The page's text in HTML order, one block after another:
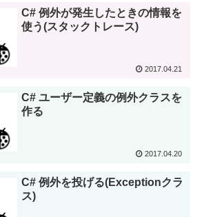
C# 例外が発生したときの情報を
使う(スタックトレース)
2017.04.21
C# ユーザー定義の例外クラスを
作る
2017.04.20
C# 例外を投げる(Exceptionクラ
ス)